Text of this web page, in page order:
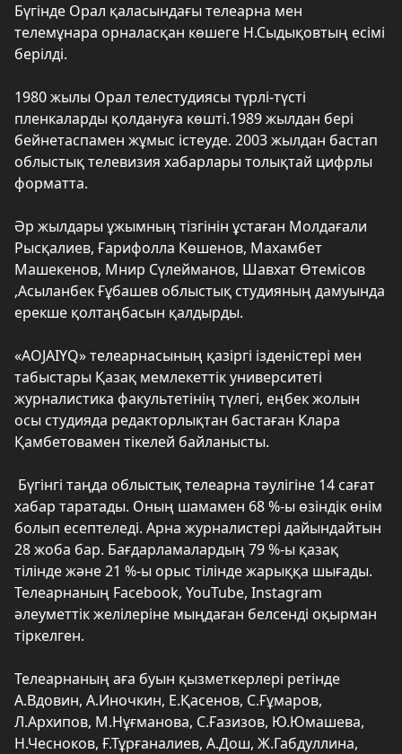
Бүгінде Орал қаласындағы телеарна мен
телемұнара орналасқан көшеге Н.Сыдықовтың есімі
берілді.
1980 жылы Орал телестудиясы түрлі-түсті
пленкаларды қолдануға көшті.1989 жылдан бері
бейнетаспамен жұмыс істеуде. 2003 жылдан бастап
облыстық телевизия хабарлары толықтай цифрлы
форматта.
Әр жылдары ұжымның тізгінін ұстаған Молдағали
Рысқалиев, Ғарифолла Көшенов, Махамбет
Машекенов, Мнир Сүлейманов, Шавхат Өтемісов
,Асыланбек Ғұбашев облыстық студияның дамуында
ерекше қолтаңбасын қалдырды.
«AOJAIYQ» телеарнасының қазіргі ізденістері мен
табыстары Қазақ мемлекеттік университеті
журналистика факультетінің түлегі, еңбек жолын
осы студияда редакторлықтан бастаған Клара
Қамбетовамен тікелей байланысты.
Бүгінгі таңда облыстық телеарна тәулігіне 14 сағат
хабар таратады. Оның шамамен 68 %-ы өзіндік өнім
болып есептеледі. Арна журналистері дайындайтын
28 жоба бар. Бағдарламалардың 79 %-ы қазақ
тілінде және 21 %-ы орыс тілінде жарыққа шығады.
Телеарнаның Facebook, YouTube, Instagram
әлеуметтік желілеріне мыңдаған белсенді оқырман
тіркелген.
Телеарнаның аға буын қызметкерлері ретінде
А.Вдовин, А.Иночкин, Е.Қасенов, С.Ғұмаров,
Л.Архипов, М.Нұғманова, С.Ғазизов, Ю.Юмашева,
Н.Чесноков, Ғ.Тұрғаналиев, А.Дош, Ж.Габдуллина,